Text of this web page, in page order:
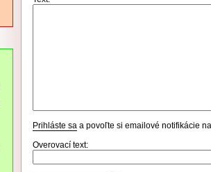
Prihláste sa a povoľte si emailové notifikácie
Overovací text: